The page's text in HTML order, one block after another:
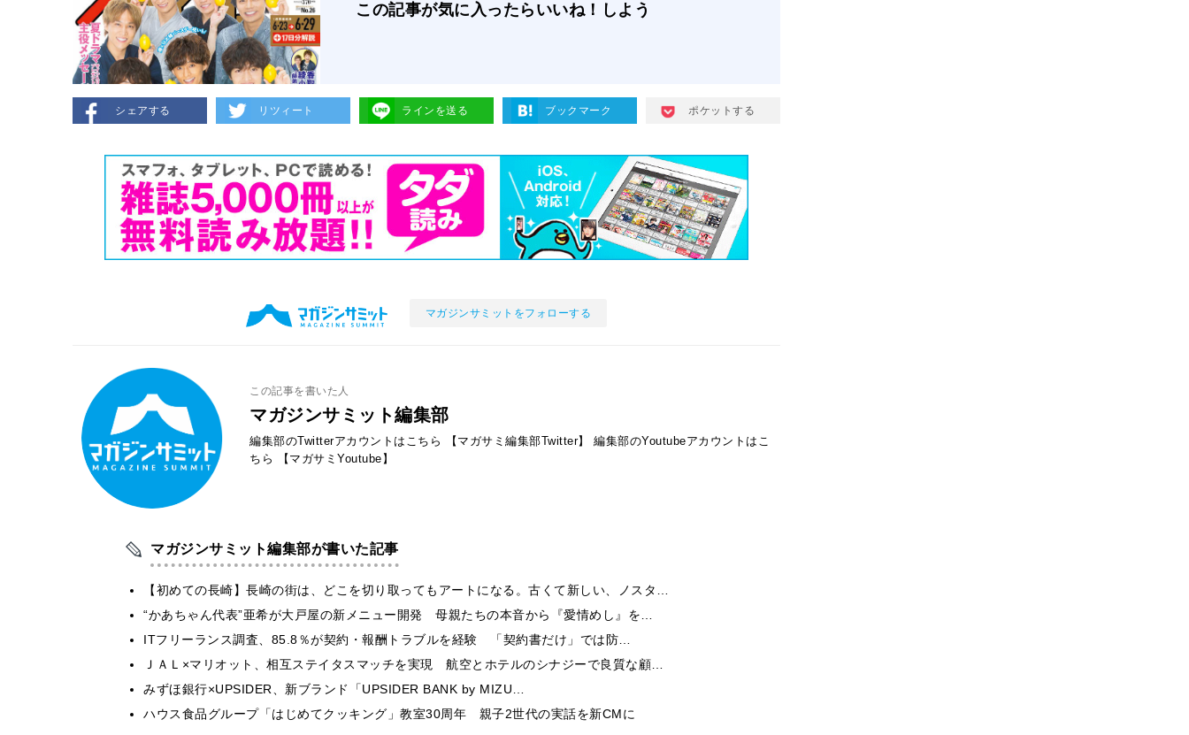
この記事が気に入ったらいいね！しよう
シェアする リツィート ラインを送る ブックマーク ポケットする
マガジンサミットをフォローする
この記事を書いた人
マガジンサミット編集部
編集部のTwitterアカウントはこちら 【マガサミ編集部Twitter】
編集部のYoutubeアカウントはこ
ちら
【マガサミYoutube】
マガジンサミット編集部が書いた記事
【初めての長崎】長崎の街は、どこを切り取ってもアートになる。古くて新しい、ノスタ…
“かあちゃん代表”亜希が大戸屋の新メニュー開発 母親たちの本音から『愛情めし』を…
ITフリーランス調査、85.8％が契約・報酬トラブルを経験 「契約書だけ」では防…
ＪＡＬ×マリオット、相互ステイタスマッチを実現 航空とホテルのシナジーで良質な顧…
みずほ銀行×UPSIDER、新ブランド「UPSIDER BANK by MIZU…
ハウス食品グループ「はじめてクッキング」教室30周年 親子2世代の実話を新CMに